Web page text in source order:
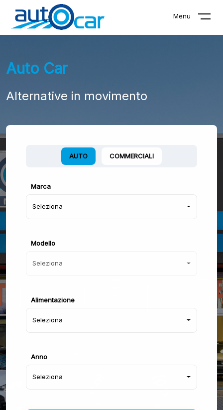
Menu
Auto Car
Alternative in movimento
AUTO COMMERCIALI
Marca
Seleziona
Modello
Seleziona
Alimentazione
Seleziona
Anno
Seleziona